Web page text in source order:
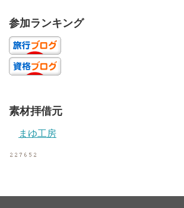
参加ランキング
素材拝借元
まゆ工房